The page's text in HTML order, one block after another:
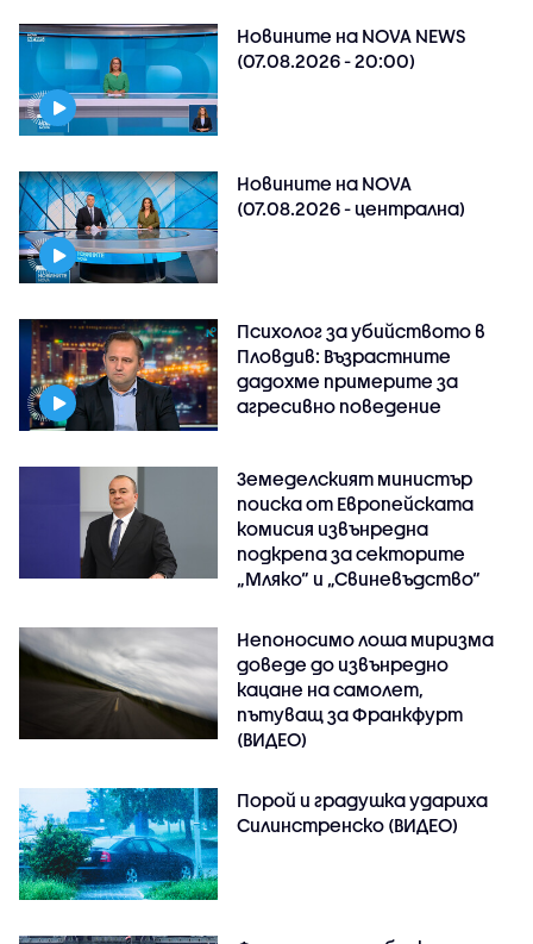
Новините на NOVA NEWS
(07.08.2026 - 20:00)
Новините на NOVA
(07.08.2026 - централна)
Психолог за убийството в
Пловдив: Възрастните
дадохме примерите за
агресивно поведение
Земеделският министър
поиска от Европейската
комисия извънредна
подкрепа за секторите
„Мляко“ и „Свиневъдство“
Непоносимо лоша миризма
доведе до извънредно
кацане на самолет,
пътуващ за Франкфурт
(ВИДЕО)
Порой и градушка удариха
Силинстренско (ВИДЕО)